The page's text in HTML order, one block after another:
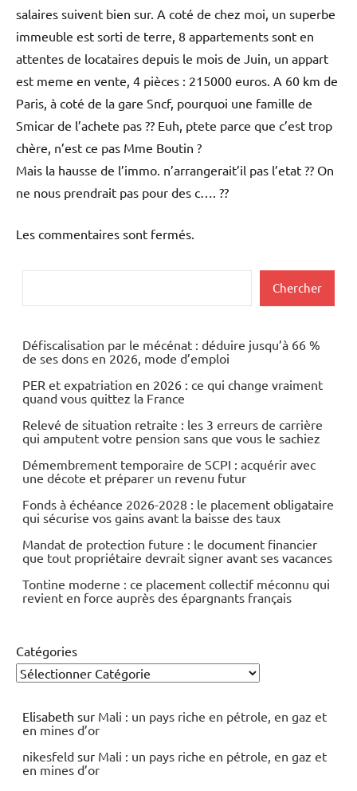
salaires suivent bien sur. A coté de chez moi, un superbe
immeuble est sorti de terre, 8 appartements sont en
attentes de locataires depuis le mois de Juin, un appart
est meme en vente, 4 pièces : 215000 euros. A 60 km de
Paris, à coté de la gare Sncf, pourquoi une famille de
Smicar de l’achete pas ?? Euh, ptete parce que c’est trop
chère, n’est ce pas Mme Boutin ?
Mais la hausse de l’immo. n’arrangerait’il pas l’etat ?? On
ne nous prendrait pas pour des c…. ??
Les commentaires sont fermés.
Chercher
Défiscalisation par le mécénat : déduire jusqu’à 66 %
de ses dons en 2026, mode d’emploi
PER et expatriation en 2026 : ce qui change vraiment
quand vous quittez la France
Relevé de situation retraite : les 3 erreurs de carrière
qui amputent votre pension sans que vous le sachiez
Démembrement temporaire de SCPI : acquérir avec
une décote et préparer un revenu futur
Fonds à échéance 2026-2028 : le placement obligataire
qui sécurise vos gains avant la baisse des taux
Mandat de protection future : le document financier
que tout propriétaire devrait signer avant ses vacances
Tontine moderne : ce placement collectif méconnu qui
revient en force auprès des épargnants français
Catégories
Elisabeth sur Mali : un pays riche en pétrole, en gaz et
en mines d’or
nikesfeld sur Mali : un pays riche en pétrole, en gaz et
en mines d’or